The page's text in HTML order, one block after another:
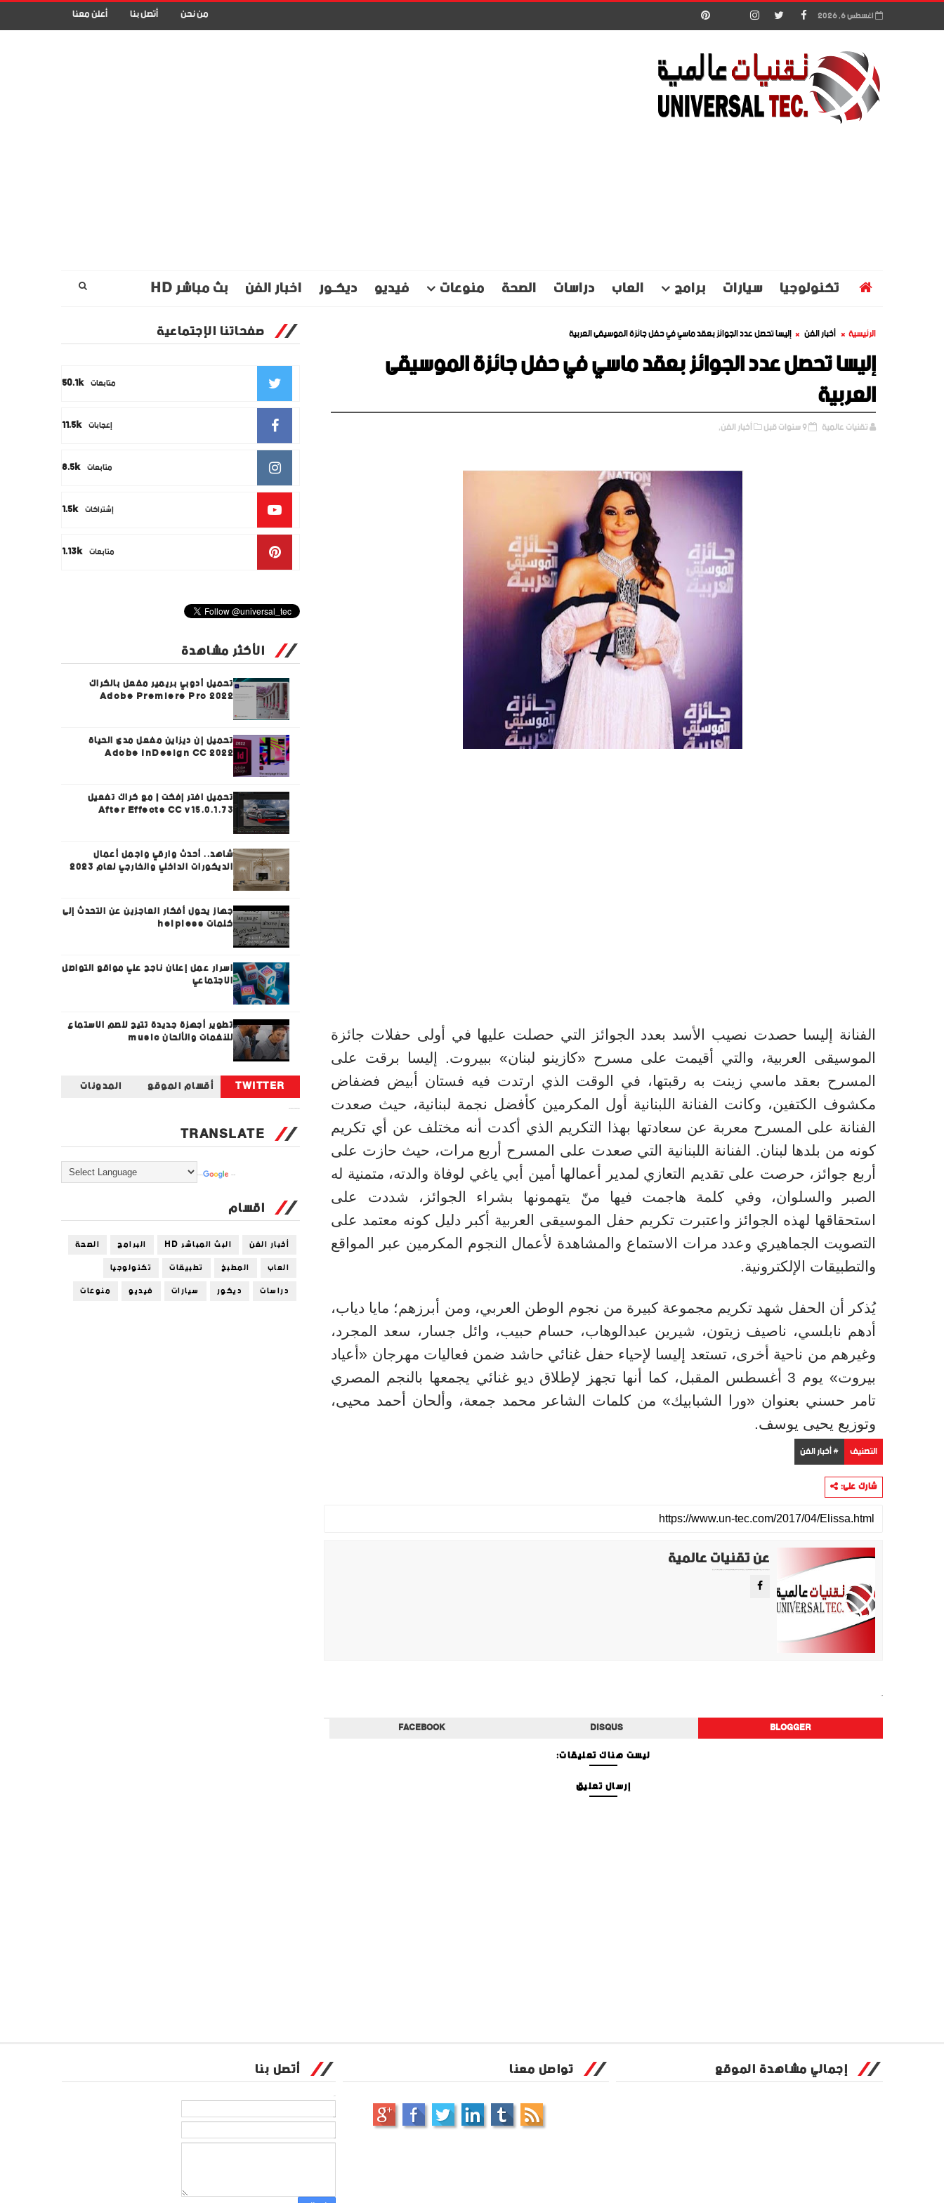
اغسطس 6, 2026 من نحن أتصل بنا أعلن معنا
تكنولوجيا سيارات برامج العاب دراسات الصحة منوعات فيديو ديكـور اخبار الفن بث مباشر HD
الرئيسية أخبار الفن إليسا تحصل عدد الجوائز بعقد ماسي في حفل جائزة الموسيقى العربية
إليسا تحصل عدد الجوائز بعقد ماسي في حفل جائزة الموسيقى
العربية
تقنيات عالمية 9 سنوات قبل أخبار الفن,
الفنانة إليسا حصدت نصيب الأسد بعدد الجوائز التي حصلت عليها في أولى حفلات جائزة
الموسيقى العربية، والتي أقيمت على مسرح «كازينو لبنان» ببيروت. إليسا برقت على
المسرح بعقد ماسي زينت به رقبتها، في الوقت الذي ارتدت فيه فستان أبيض فضفاض
مكشوف الكتفين، وكانت الفنانة اللبنانية أول المكرمين كأفضل نجمة لبنانية، حيث صعدت
الفنانة على المسرح معربة عن سعادتها بهذا التكريم الذي أكدت أنه مختلف عن أي تكريم
كونه من بلدها لبنان. الفنانة اللبنانية التي صعدت على المسرح أربع مرات، حيث حازت على
أربع جوائز، حرصت على تقديم التعازي لمدير أعمالها أمين أبي ياغي لوفاة والدته، متمنية له
الصبر والسلوان، وفي كلمة هاجمت فيها منّ يتهمونها بشراء الجوائز، شددت على
استحقاقها لهذه الجوائز واعتبرت تكريم حفل الموسيقى العربية أكبر دليل كونه معتمد على
التصويت الجماهيري وعدد مرات الاستماع والمشاهدة لأعمال النجوم المكرمين عبر المواقع
والتطبيقات الإلكترونية.
يُذكر أن الحفل شهد تكريم مجموعة كبيرة من نجوم الوطن العربي، ومن أبرزهم؛ مايا دياب،
أدهم نابلسي، ناصيف زيتون، شيرين عبدالوهاب، حسام حبيب، وائل جسار، سعد المجرد،
وغيرهم من ناحية أخرى، تستعد إليسا لإحياء حفل غنائي حاشد ضمن فعاليات مهرجان «أعياد
بيروت» يوم 3 أغسطس المقبل، كما أنها تجهز لإطلاق ديو غنائي يجمعها بالنجم المصري
تامر حسني بعنوان «ورا الشبابيك» من كلمات الشاعر محمد جمعة، وألحان أحمد محيى،
وتوزيع يحيى يوسف.
التصنيف # أخبار الفن
شارك على:
عن تقنيات عالمية
BLOGGER
DISQUS
FACEBOOK
ليست هناك تعليقات:
إرسال تعليق
صفحاتنا الإجتماعية
50.1k متابعات
11.5k إعجابات
8.5k متابعات
1.5k إشتراكات
1.13k متابعات
الأكثر مشاهدة
تحميل أدوبي بريمير مفعل بالكراك
Adobe Premiere Pro 2022
تحميل إن ديزاين مفعل مدى الحياة
Adobe InDesign CC 2022
تحميل افتر إفكت | مع كراك تفعيل
After Effects CC v15.0.1.73
شاهد.. أحدث وارقي واجمل أعمال
الديكورات الداخلي والخارجي لعام 2023
جهاز يحول أفكار العاجزين عن التحدث إلى
كلمات helpless
اسرار عمل إعلان ناجح علي مواقع التواصل
الاجتماعي
تطوير أجهزة جديدة تتيح للصم الاستماع
للنغمات والألحان music
TWITTER أقسام الموقع المدونات
TRANSLATE
اقسام
أخبار الفن البث المباشر HD البرامج
الصحة
العاب
المطبخ تطبيقات
تكنولوجيا
دراسات
ديكور سيارات فيديو منوعات
إجمالي مشاهدة الموقع تواصل معنا أتصل بنا